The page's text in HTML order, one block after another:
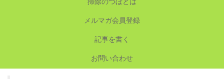
メルマガ会員登録
記事を書く
お問い合わせ